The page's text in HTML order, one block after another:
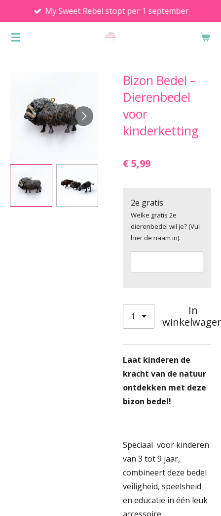
direct
naar
My Sweet Rebel stopt per 1 september
Bizon Bedel –
Dierenbedel
voor
kinderketting
€ 5,99
2e gratis
Welke gratis 2e
dierenbedel wil je? (Vul
hier de naam in).
In
Laat kinderen de
kracht van de natuur
ontdekken met deze
bizon bedel!
Speciaal voor kinderen
van 3 tot 9 jaar,
combineert deze bedel
veiligheid, speelsheid
en educatie in één leuk